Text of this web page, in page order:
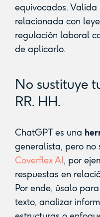
equivocados.
relacionada con
regulación laboral
de aplicarlo.
No sustituye
RR. HH.
ChatGPT es una
generalista, pero no
Coverflex AI , por
respuestas en
Por ende, úsalo
texto, analizar